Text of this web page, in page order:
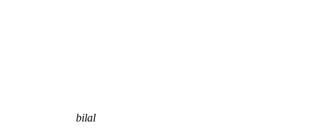
bilal